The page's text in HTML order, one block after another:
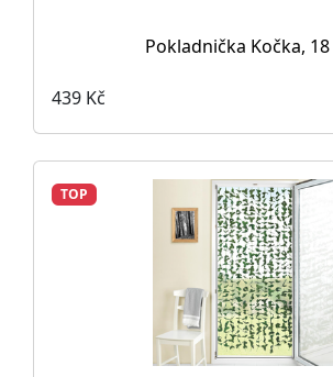
Pokladnička Kočka,
439 Kč
TOP